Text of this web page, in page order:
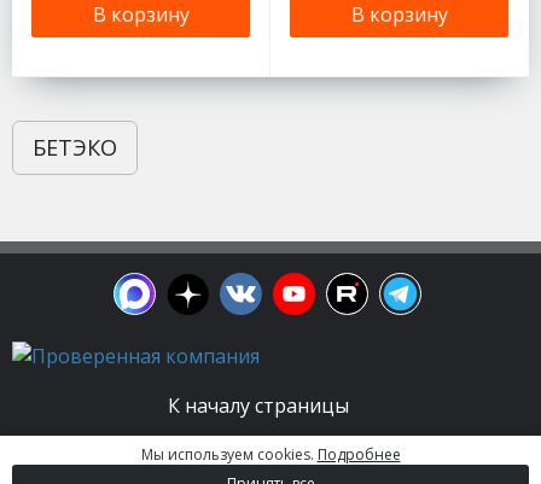
В корзину В корзину
БЕТЭКО
К началу страницы
© 2003 - 2026. Апельсин group | Группа
Мы используем cookies. Подробнее